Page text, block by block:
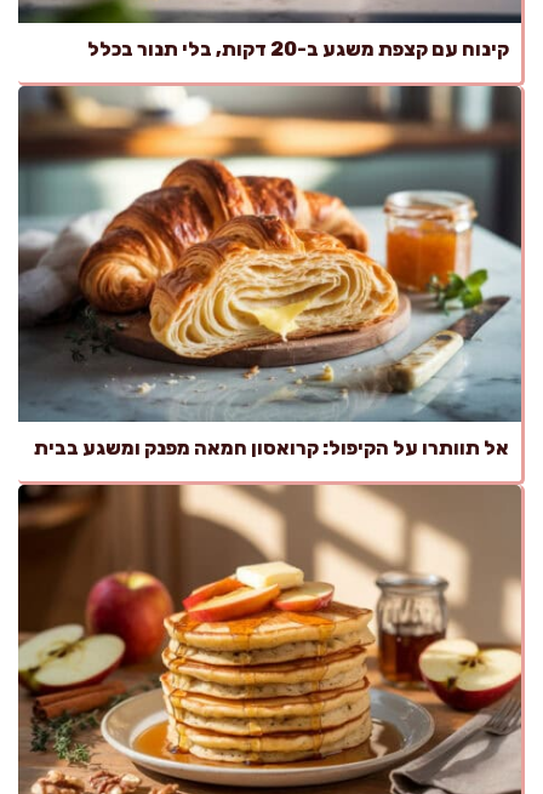
קינוח עם קצפת משגע ב-20 דקות, בלי תנור בכלל
אל תוותרו על הקיפול: קרואסון חמאה מפנק ומשגע בבית